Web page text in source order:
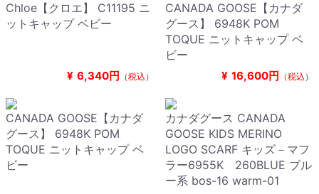
Chloe【クロエ】 C11195 ニ
ットキャップ ベビー
¥ 6,340円 （税込）
CANADA GOOSE【カナダ
グース】 6948K POM
TOQUE ニットキャップ ベ
ビー
¥ 16,600円 （税込）
CANADA GOOSE【カナダ
グース】 6948K POM
TOQUE ニットキャップ ベ
ビー
カナダグース CANADA
GOOSE KIDS MERINO
LOGO SCARF キッズ－マフ
ラー6955K 260BLUE ブル
ー系 bos-16 warm-01